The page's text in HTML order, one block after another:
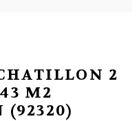
2
M2
(92320)